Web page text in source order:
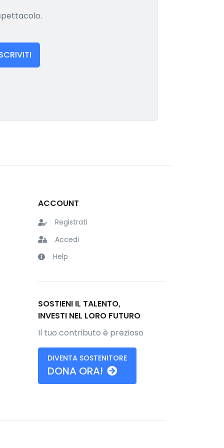
ACCOUNT
Registrati
Accedi
Help
SOSTIENI IL TALENTO,
INVESTI NEL LORO FUTURO
Il tuo contributo è prezioso
DIVENTA SOSTENITORE
DONA ORA!